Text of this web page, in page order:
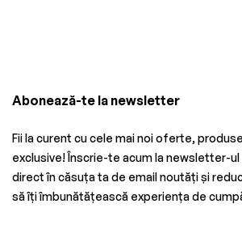
Abonează-te la newsletter
Fii la curent cu cele mai noi oferte,
exclusive! Înscrie-te acum la newsletter-
direct în căsuța ta de email noutăți și
să îți îmbunătățească experiența de